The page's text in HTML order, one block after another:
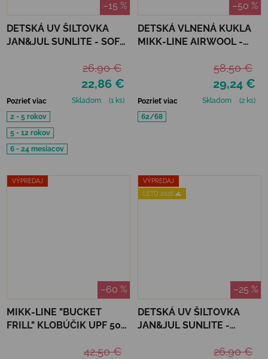
–15 %
DETSKÁ UV ŠILTOVKA
JAN&JUL SUNLITE - SOFT
22,86 €
26,90 €
Pozrieť viac Skladom
(1 ks)
2 - 5 rokov
5 - 12 rokov
6 - 24 mesiacov
–50 %
DETSKÁ VLNENÁ KUKLA
MIKK-LINE AIRWOOL -
29,24 €
58,50 €
Pozrieť viac Skladom
(2 ks)
62/68
VÝPREDAJ
–60 %
MIKK-LINE "BUCKET
FRILL" KLOBÚČIK UPF 50+
42,50 €
VÝPREDAJ
LETO 2026 🌊
–25 %
DETSKÁ UV ŠILTOVKA
JAN&JUL SUNLITE -
26,90 €